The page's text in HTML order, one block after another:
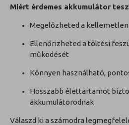
Miért érdemes akkumulátor
Megelőzheted a
Ellenőrizheted a töltési
működését
Könnyen használható,
Hosszabb élettartamot
akkumulátorodnak
Válaszd ki a számodra